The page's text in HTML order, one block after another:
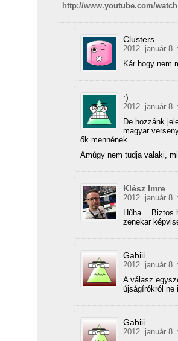
http://www.youtube.com/
Clusters
2012. január
Kár hogy nem
:)
2012. január
De hozzánk
magyar
ők mennének.
Amúgy nem tudja valaki,
Klész Imre
2012. január
Hűha… Biztos
zenekar
Gabiii
2012. január
A válasz
újságírókról ne
Gabiii
2012. január